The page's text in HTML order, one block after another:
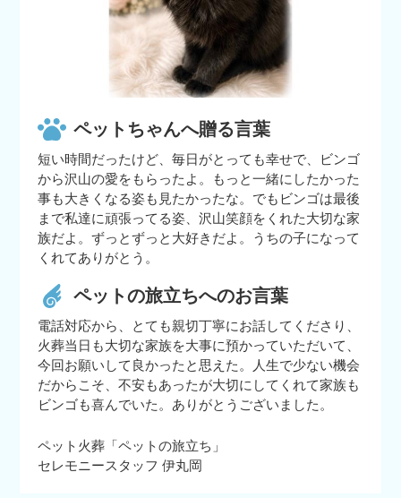
ペットちゃんへ贈る言葉
短い時間だったけど、毎日がとっても幸せで、ビンゴ
から沢山の愛をもらったよ。もっと一緒にしたかった
事も大きくなる姿も見たかったな。でもビンゴは最後
まで私達に頑張ってる姿、沢山笑顔をくれた大切な家
族だよ。ずっとずっと大好きだよ。うちの子になって
くれてありがとう。
ペットの旅立ちへのお言葉
電話対応から、とても親切丁寧にお話してくださり、
火葬当日も大切な家族を大事に預かっていただいて、
今回お願いして良かったと思えた。人生で少ない機会
だからこそ、不安もあったが大切にしてくれて家族も
ビンゴも喜んでいた。ありがとうございました。
ペット火葬「ペットの旅立ち」
セレモニースタッフ 伊丸岡